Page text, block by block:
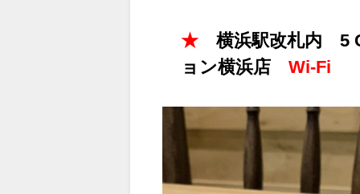
★横浜駅改札内 5
ョン横浜店 Wi-Fi